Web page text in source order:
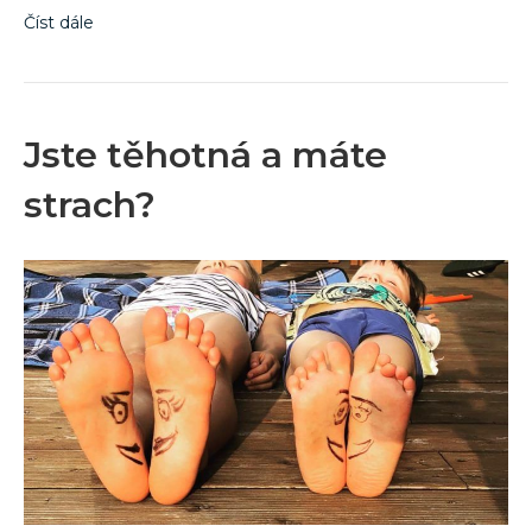
Číst dále
Jste těhotná a máte
strach?